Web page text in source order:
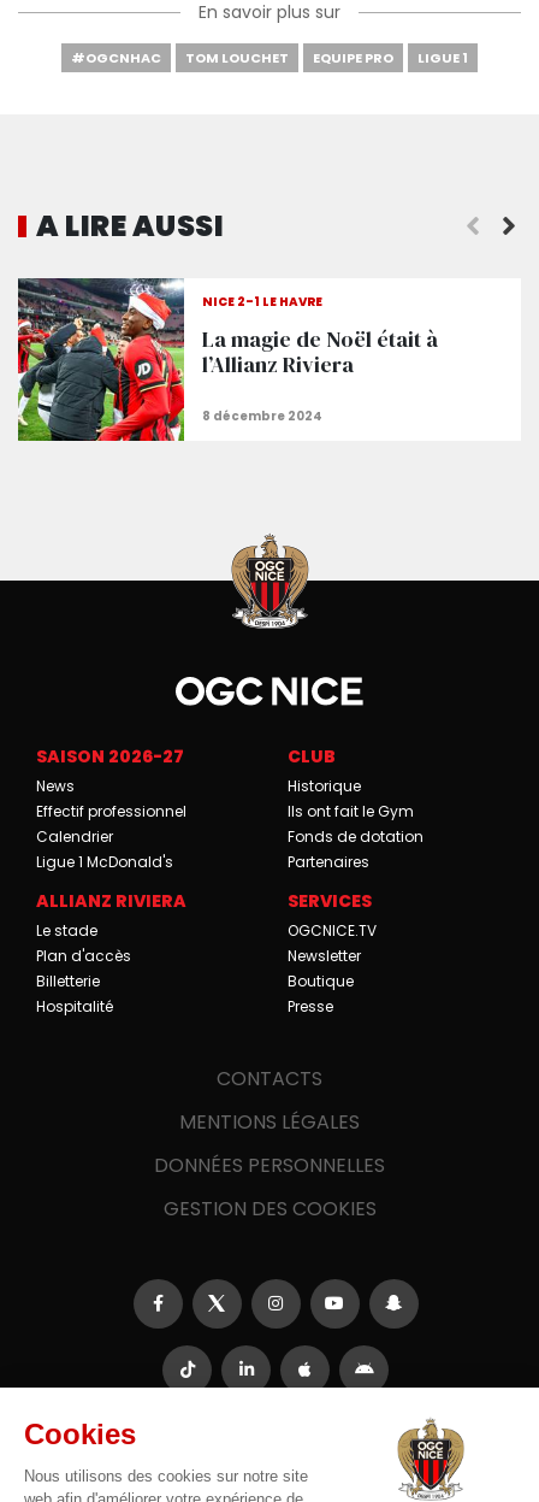
En savoir plus sur
#OGCNHAC TOM LOUCHET EQUIPE PRO LIGUE 1
A LIRE AUSSI
NICE 2-1 LE HAVRE
La magie de Noël était à
l’Allianz Riviera
Tout savoir sur Nice - Le Havre
SAISON 2026-27
News
Effectif professionnel
Calendrier
Ligue 1 McDonald's
CLUB
Historique
Ils ont fait le Gym
Fonds de dotation
Partenaires
ALLIANZ RIVIERA
Le stade
Plan d'accès
Billetterie
Hospitalité
SERVICES
OGCNICE.TV
Newsletter
Boutique
Presse
CONTACTS
MENTIONS LÉGALES
DONNÉES PERSONNELLES
GESTION DES COOKIES